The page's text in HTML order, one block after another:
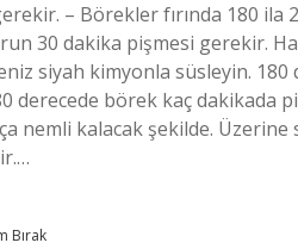
– Börekler fırında 180 ila
30 dakika pişmesi gerekir.
siyah kimyonla süsleyin. 180
derecede börek kaç dakikada
nemli kalacak şekilde. Üzerine
Bırak